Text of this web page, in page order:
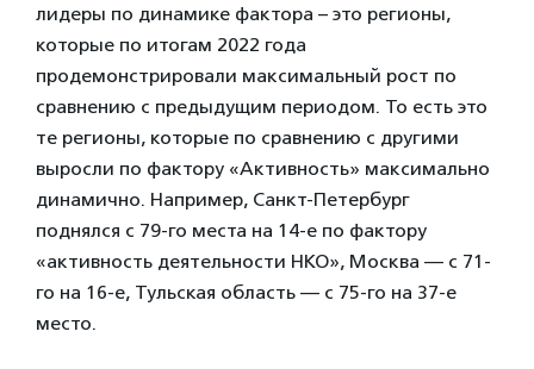
лидеры по динамике фактора – это регионы,
которые по итогам 2022 года
продемонстрировали максимальный рост по
сравнению с предыдущим периодом. То есть это
те регионы, которые по сравнению с другими
выросли по фактору «Активность» максимально
динамично. Например, Санкт-Петербург
поднялся с 79-го места на 14-е по фактору
«активность деятельности НКО», Москва — с 71-
го на 16-е, Тульская область — с 75-го на 37-е
место.